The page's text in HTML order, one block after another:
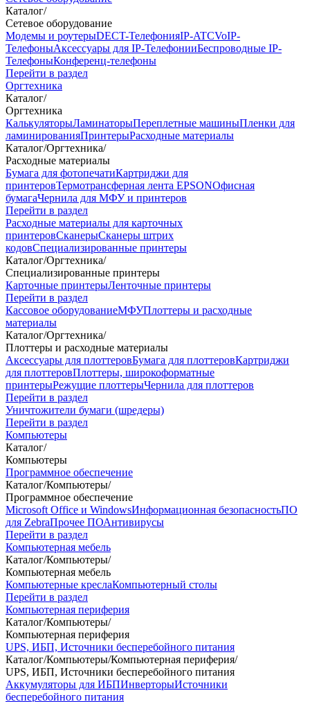
Каталог/
Сетевое оборудование
Модемы и роутерыDECT-ТелефонияIP-ATCVoIP-
ТелефоныАксессуары для IP-ТелефонииБеспроводные IP-
ТелефоныКонференц-телефоны
Перейти в раздел
Оргтехника
Каталог/
Оргтехника
КалькуляторыЛаминаторыПереплетные машиныПленки для
ламинированияПринтерыРасходные материалы
Каталог/Оргтехника/
Расходные материалы
Бумага для фотопечатиКартриджи для
принтеровТермотрансферная лента EPSONОфисная
бумагаЧернила для МФУ и принтеров
Перейти в раздел
Расходные материалы для карточных
принтеровСканерыСканеры штрих
кодовСпециализированные принтеры
Каталог/Оргтехника/
Специализированные принтеры
Карточные принтерыЛенточные принтеры
Перейти в раздел
Кассовое оборудованиеМФУПлоттеры и расходные
материалы
Каталог/Оргтехника/
Плоттеры и расходные материалы
Аксессуары для плоттеровБумага для плоттеровКартриджи
для плоттеровПлоттеры, широкоформатные
принтерыРежущие плоттерыЧернила для плоттеров
Перейти в раздел
Уничтожители бумаги (шредеры)
Перейти в раздел
Компьютеры
Каталог/
Компьютеры
Программное обеспечение
Каталог/Компьютеры/
Программное обеспечение
Microsoft Office и WindowsИнформационная безопасностьПО
для ZebraПрочее ПОАнтивирусы
Перейти в раздел
Компьютерная мебель
Каталог/Компьютеры/
Компьютерная мебель
Компьютерные креслаКомпьютерный столы
Перейти в раздел
Компьютерная периферия
Каталог/Компьютеры/
Компьютерная периферия
UPS, ИБП, Источники бесперебойного питания
Каталог/Компьютеры/Компьютерная периферия/
UPS, ИБП, Источники бесперебойного питания
Аккумуляторы для ИБПИнверторыИсточники
бесперебойного питания